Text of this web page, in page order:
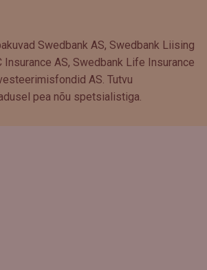
Swedbank AS, Swedbank Liising
Insurance AS, Swedbank Life Insurance
AS. Tutvu
pea nõu spetsialistiga.